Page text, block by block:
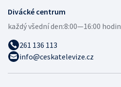
Divácké centrum
každý všední den:8:00—16:00 hodin
261 136 113
info@ceskatelevize.cz